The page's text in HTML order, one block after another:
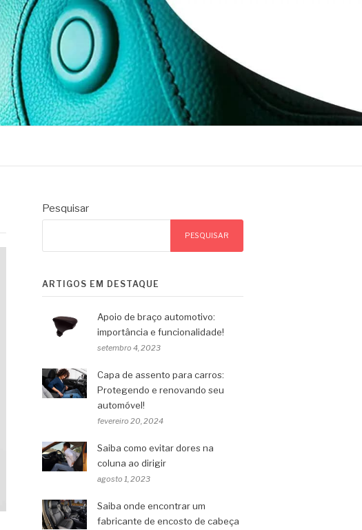
Pesquisar
PESQUISAR
ARTIGOS EM DESTAQUE
Apoio de braço automotivo:
importância e funcionalidade!
setembro 4, 2023
Capa de assento para carros:
Protegendo e renovando seu
automóvel!
fevereiro 20, 2024
Saiba como evitar dores na
coluna ao dirigir
agosto 1, 2023
Saiba onde encontrar um
fabricante de encosto de cabeça